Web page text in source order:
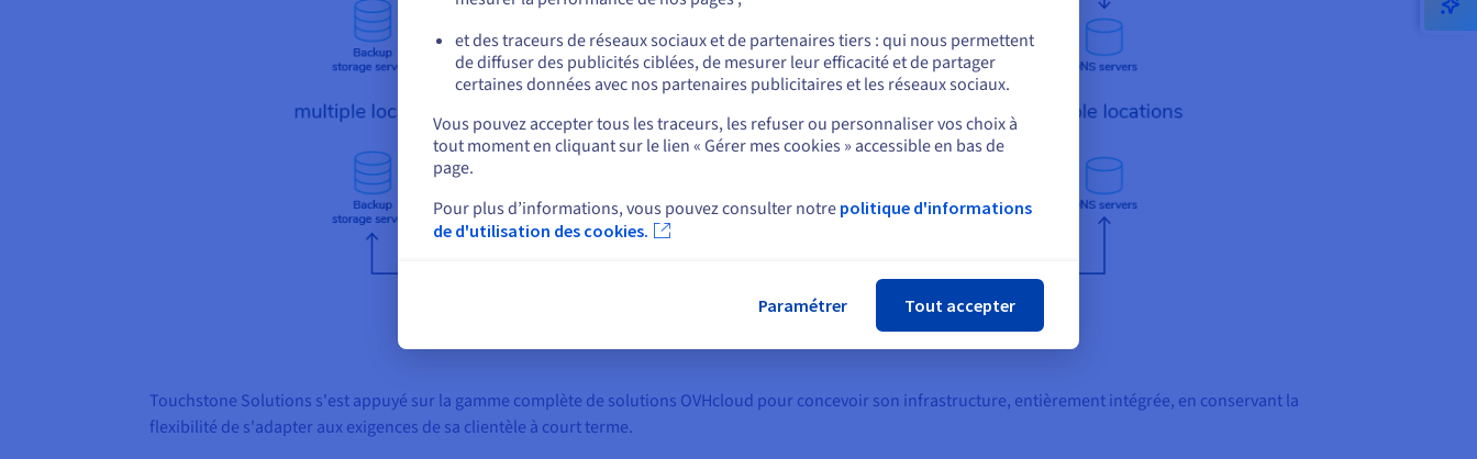
Touchstone Solutions s'est appuyé sur la gamme complète de solutions OVHcloud pour concevoir son infrastructure, entièrement intégrée, en conservant la
flexibilité de s'adapter aux exigences de sa clientèle à court terme.
ou
Rester sur le site actuel
Sélectionner un autre site web
et des traceurs de réseaux sociaux et de partenaires tiers : qui nous permettent
de diffuser des publicités ciblées, de mesurer leur efficacité et de partager
certaines données avec nos partenaires publicitaires et les réseaux sociaux.
Vous pouvez accepter tous les traceurs, les refuser ou personnaliser vos choix à
tout moment en cliquant sur le lien « Gérer mes cookies » accessible en bas de
page.
Pour plus d’informations, vous pouvez consulter notre politique d'informations
de d'utilisation des cookies.
Paramétrer Tout accepter